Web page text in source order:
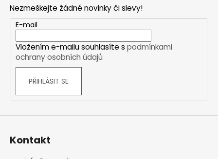
Nezmeškejte žádné novinky či slevy!
E-mail
Vložením e-mailu souhlasíte s podmínkami
ochrany osobních údajů
PŘIHLÁSIT SE
Kontakt